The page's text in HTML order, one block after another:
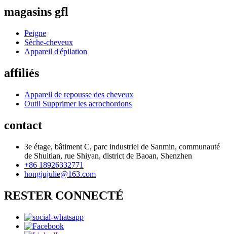
magasins gfl
Peigne
Sèche-cheveux
Appareil d'épilation
affiliés
Appareil de repousse des cheveux
Outil Supprimer les acrochordons
contact
3e étage, bâtiment C, parc industriel de Sanmin, communauté
de Shuitian, rue Shiyan, district de Baoan, Shenzhen
+86 18926332771
hongjujulie@163.com
RESTER CONNECTÉ